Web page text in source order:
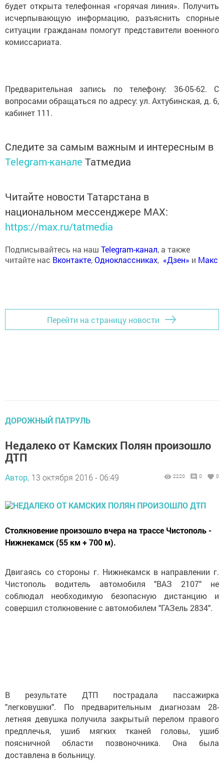
будет открыта телефонная «горячая линия». Получить
исчерпывающую информацию, разъяснить спорные
ситуации гражданам помогут представители военного
комиссариата.
Предварительная запись по телефону: 36-05-62. С
вопросами обращаться по адресу: ул. Ахтубинская, д. 6,
кабинет 111.
Следите за самым важным и интересным в
Telegram-канале Татмедиа
Читайте новости Татарстана в
национальном мессенджере MАХ:
https://max.ru/tatmedia
Подписывайтесь на наш Telegram-канал, а также
читайте нас Вконтакте,Одноклассниках, «Дзен» и Макс
Перейти на страницу новости
ДОРОЖНЫЙ ПАТРУЛЬ
Недалеко от Камских Полян произошло
ДТП
Автор, 13 октября 2016 - 06:49 2220 0 0
Столкновение произошло вчера на трассе Чистополь -
Нижнекамск (55 км + 700 м).
Двигаясь со стороны г. Нижнекамск в направлении г.
Чистополь водитель автомобиля "ВАЗ 2107" не
соблюдал необходимую безопасную дистанцию и
совершил столкновение с автомобилем "ГАЗель 2834".
В результате ДТП пострадала пассажирка
"легковушки". По предварительным диагнозам 28-
летняя девушка получила закрытый перелом правого
предплечья, ушиб мягких тканей головы, ушиб
поясничной области позвоночника. Она была
доставлена в больницу.